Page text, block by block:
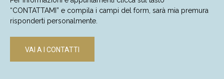
“CONTATTAMI” e compila i campi del form, sarà mia premura
risponderti personalmente.
VAI A I CONTATTI